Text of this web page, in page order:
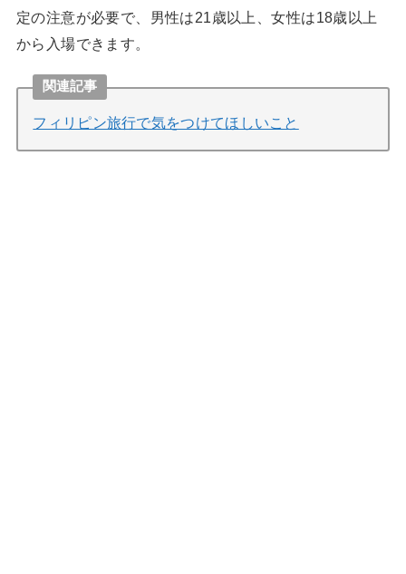
定の注意が必要で、男性は21歳以上、女性は18歳以上
から入場できます。
関連記事
フィリピン旅行で気をつけてほしいこと